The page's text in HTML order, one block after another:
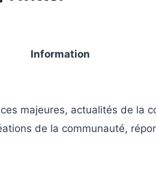
Information
majeures, actualités de la
de la communauté,